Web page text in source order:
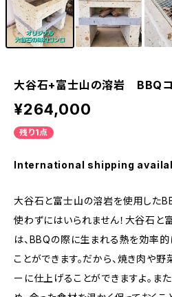
大谷石+富士山の溶岩 BBQ
¥264,000
残り1点
International shipping
大谷石と富士山の溶岩を使用した
使わずにはいられません！大谷石
は、BBQの際に生まれる熱を効率
ことができます。だから、焼き肉や野
ーに仕上げることができますよ。ま